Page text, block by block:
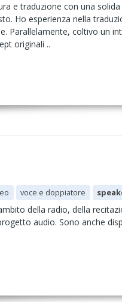
e traduzione con una
Ho esperienza nella
Parallelamente, coltivo un
originali ..
voce e doppiatore
della radio, della
audio. Sono anche